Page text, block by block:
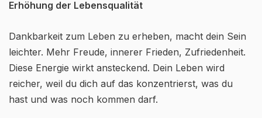
Erhöhung der Lebensqualität
Dankbarkeit zum Leben zu erheben, macht dein Sein
leichter. Mehr Freude, innerer Frieden, Zufriedenheit.
Diese Energie wirkt ansteckend. Dein Leben wird
reicher, weil du dich auf das konzentrierst, was du
hast und was noch kommen darf.